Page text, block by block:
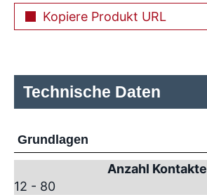
Kopiere Produkt URL
Technische Daten
Grundlagen
Anzahl Kontakte
12 - 80